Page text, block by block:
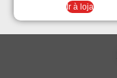
Ir à loja